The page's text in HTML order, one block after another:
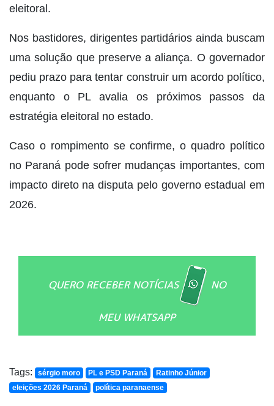
eleitoral.
Nos bastidores, dirigentes partidários ainda buscam
uma solução que preserve a aliança. O governador
pediu prazo para tentar construir um acordo político,
enquanto o PL avalia os próximos passos da
estratégia eleitoral no estado.
Caso o rompimento se confirme, o quadro político
no Paraná pode sofrer mudanças importantes, com
impacto direto na disputa pelo governo estadual em
2026.
QUERO RECEBER NOTÍCIAS NO
MEU WHATSAPP
Tags: sérgio moro PL e PSD Paraná
Ratinho Júnior
eleições 2026 Paraná
política paranaense